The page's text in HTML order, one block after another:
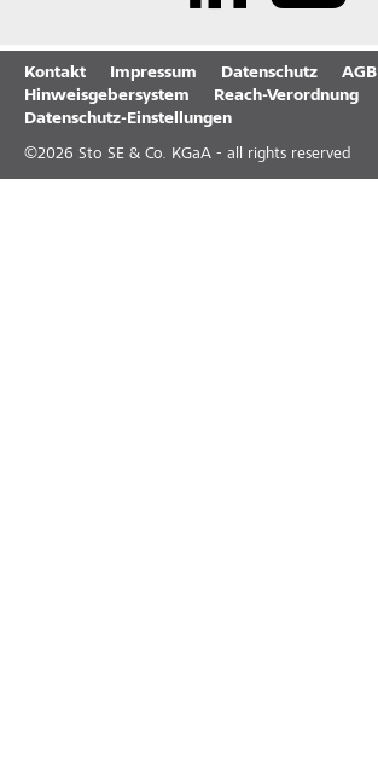
Kontakt Impressum Datenschutz
AGB
Hinweisgebersystem
Reach-Verordnung
Datenschutz-Einstellungen
©2026 Sto SE & Co. KGaA - all rights reserved